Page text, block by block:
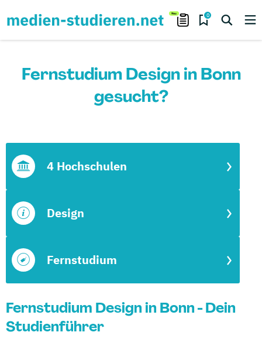
0
Fernstudium Design in Bonn
gesucht?
Fernstudium
Design
4 Hochschulen
Fernstudium Design in Bonn - Dein
Studienführer